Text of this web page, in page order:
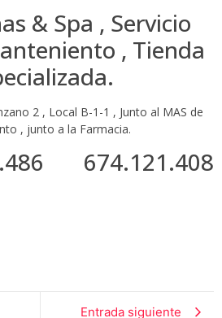
& Spa , Servicio
, Tienda
2 , Local B-1-1 , Junto al MAS de
, junto a la Farmacia.
674.121.408
Entrada siguiente